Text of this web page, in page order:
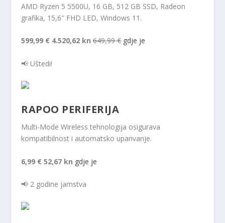
AMD Ryzen 5 5500U, 16 GB, 512 GB SSD, Radeon
grafika, 15,6″ FHD LED, Windows 11.
599,99 € 4.520,62 kn 649,99 € gdje je
📢 Uštedi!
RAPOO PERIFERIJA
Multi-Mode Wireless tehnologija osigurava
kompatibilnost i automatsko uparivanje.
6,99 €52,67 kn gdje je
📢 2 godine jamstva